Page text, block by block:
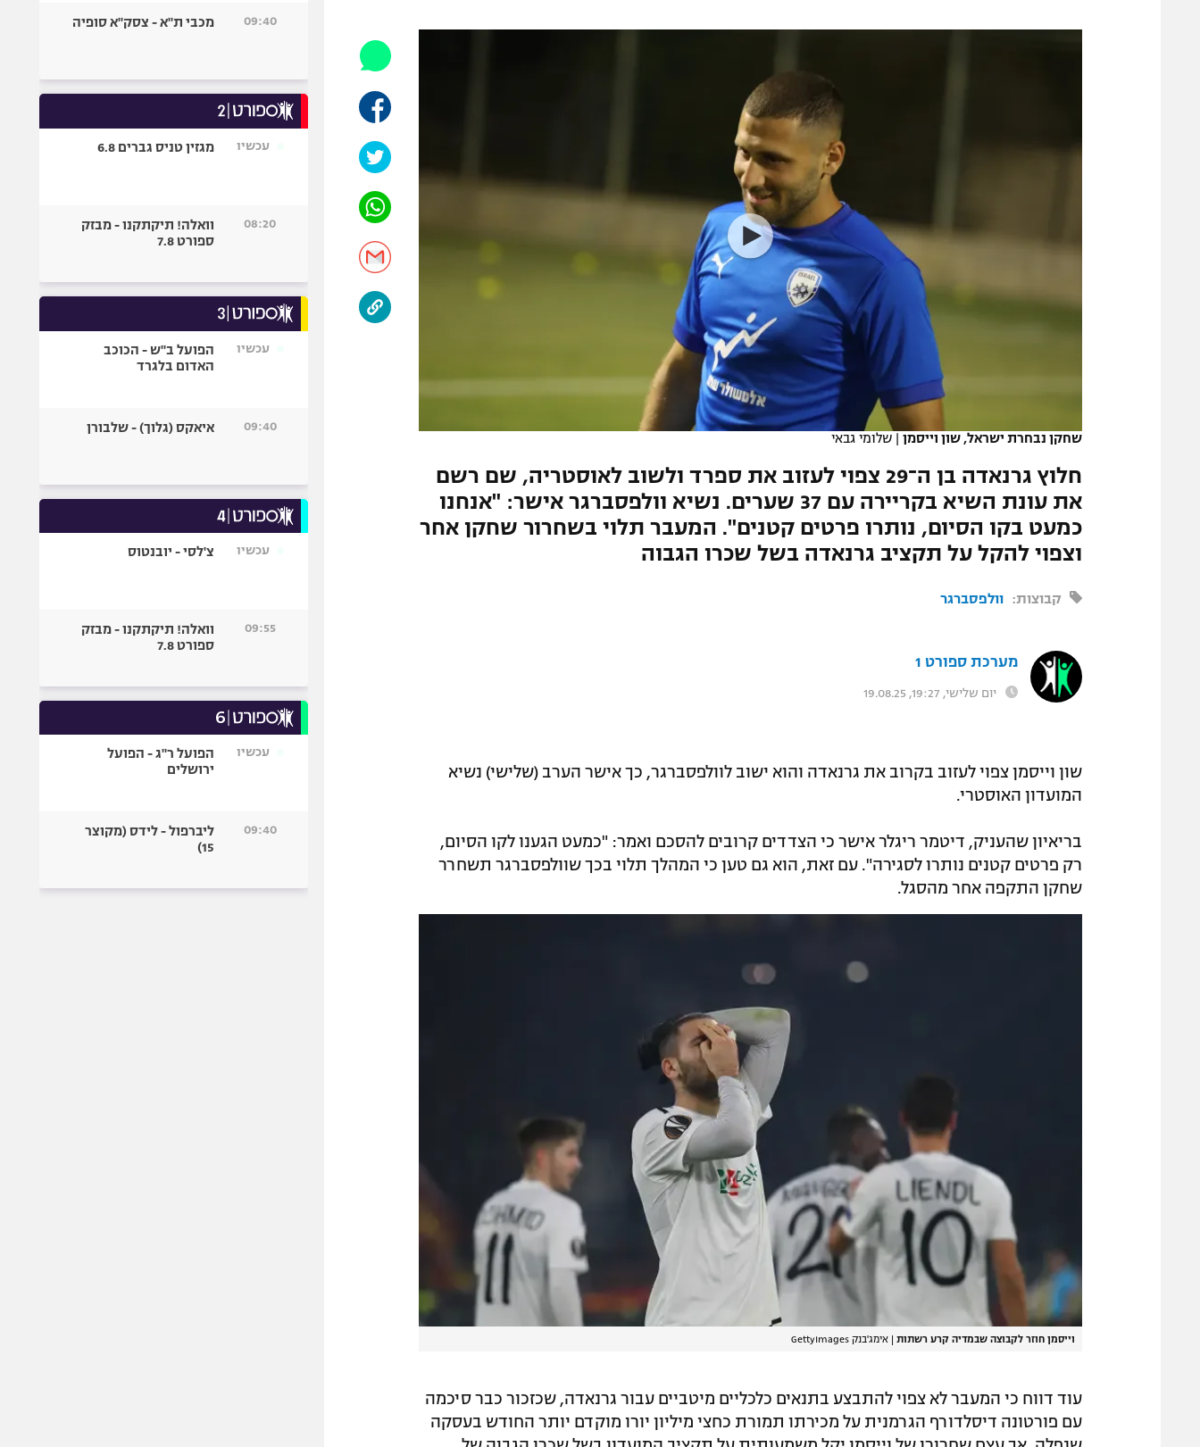
רשיון להקרנה פומבית לבית עסק
הפועל תל אביב
הפועל באר שבע
מכבי נתניה
בני יהודה
ליגה סינית
אופניים
כדורמים
פוטבול אמריקאי NFL
גיימינג E-Sports
שחקן נבחרת ישראל, שון וייסמן | שלומי גבאי
חלוץ גרנאדה בן ה־29 צפוי לעזוב את ספרד ולשוב לאוסטריה, שם רשם
את עונת השיא בקריירה עם 37 שערים. נשיא וולפסברגר אישר: "אנחנו
כמעט בקו הסיום, נותרו פרטים קטנים". המעבר תלוי בשחרור שחקן אחר
וצפוי להקל על תקציב גרנאדה בשל שכרו הגבוה
קבוצות: וולפסברגר
מערכת ספורט 1
יום שלישי, 19:27, 19.08.25
שון וייסמן צפוי לעזוב בקרוב את גרנאדה והוא ישוב לוולפסברגר, כך אישר הערב (שלישי) נשיא
המועדון האוסטרי.
בריאיון שהעניק, דיטמר ריגלר אישר כי הצדדים קרובים להסכם ואמר: "כמעט הגענו לקו הסיום,
רק פרטים קטנים נותרו לסגירה". עם זאת, הוא גם טען כי המהלך תלוי בכך שוולפסברגר תשחרר
שחקן התקפה אחר מהסגל.
וייסמן חוזר לקבוצה שבמדיה קרע רשתות | אימג'בנק GettyImages
עוד דווח כי המעבר לא צפוי להתבצע בתנאים כלכליים מיטביים עבור גרנאדה, שכזכור כבר סיכמה
עם פורטונה דיסלדורף הגרמנית על מכירתו תמורת כחצי מיליון יורו מוקדם יותר החודש בעסקה
09:40 מכבי ת"א - צסק"א סופיה
עכשיו מגזין טניס גברים 6.8
08:20
וואלה! תיקתקנו - מבזק
ספורט 7.8
עכשיו
הפועל ב"ש - הכוכב
האדום בלגרד
09:40 איאקס (גלוך) - שלבורן
עכשיו צ'לסי - יובנטוס
09:55
וואלה! תיקתקנו - מבזק
ספורט 7.8
עכשיו
הפועל ר"ג - הפועל
ירושלים
09:40
ליברפול - לידס (מקוצר
15)